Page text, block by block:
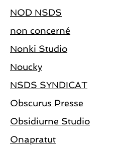
NOD NSDS
non concerné
Nonki Studio
Noucky
NSDS SYNDICAT
Obscurus Presse
Obsidiurne Studio
Onapratut